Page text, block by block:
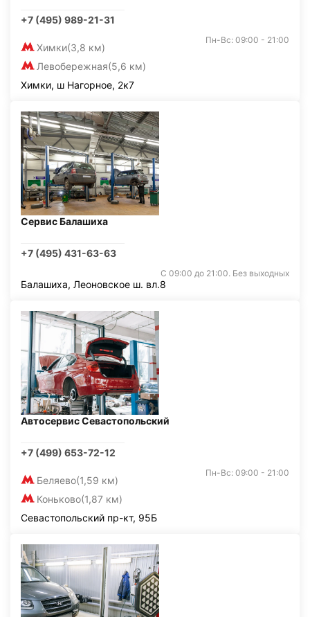
+7 (495) 989-21-31
Химки(3,8 км)
Левобережная(5,6 км)
Пн-Вс: 09:00 - 21:00
Химки, ш Нагорное, 2к7
Сервис Балашиха
+7 (495) 431-63-63
С 09:00 до 21:00. Без выходных
Балашиха, Леоновское ш. вл.8
Автосервис Севастопольский
+7 (499) 653-72-12
Беляево(1,59 км)
Коньково(1,87 км)
Пн-Вс: 09:00 - 21:00
Севастопольский пр-кт, 95Б